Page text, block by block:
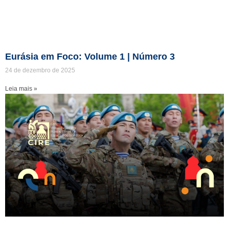
Eurásia em Foco: Volume 1 | Número 3
24 de dezembro de 2025
Leia mais »